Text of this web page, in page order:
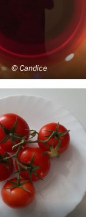
© Candice